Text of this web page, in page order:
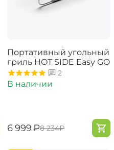
Портативный угольный
гриль HOT SIDE Easy GO
2
В наличии
‍6 999‍₽‍8 234‍₽